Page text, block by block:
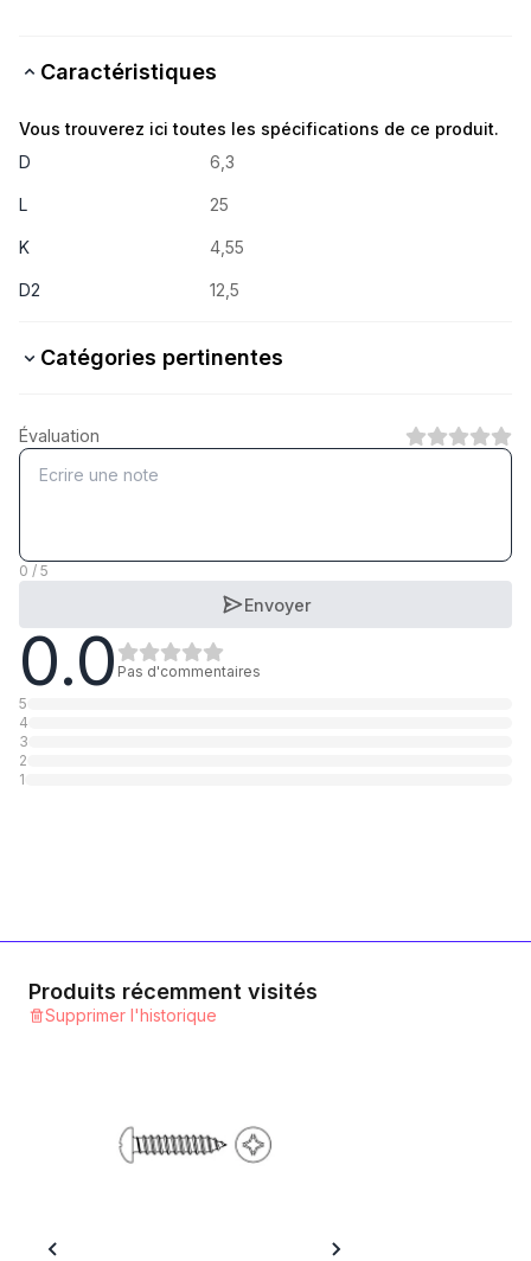
Caractéristiques
Vous trouverez ici toutes les spécifications de ce produit.
D
6,3
L 25
K 4,55
D2 12,5
Catégories pertinentes
Stahl verzinkt
1 Catégorie
A2 rostfrei
1 Catégorie
Évaluation
0 / 5
Envoyer
0.0 Pas d'commentaires
5
4
3
2
1
Produits récemment visités
Supprimer l'historique